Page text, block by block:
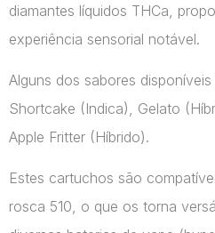
diamantes líquidos THCa,
experiência sensorial notável.
Alguns dos sabores
Shortcake (Indica), Gelato
Apple Fritter (Híbrido).
Estes cartuchos são
rosca 510, o que os torna